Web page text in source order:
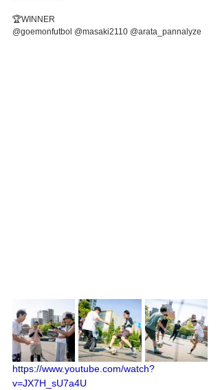
🏆WINNER
@goemonfutbol @masaki2110 @arata_pannalyze
https://www.youtube.com/watch?
v=JX7H_sU7a4U